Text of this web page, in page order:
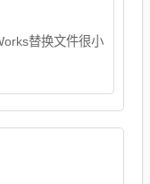
替换文件很小